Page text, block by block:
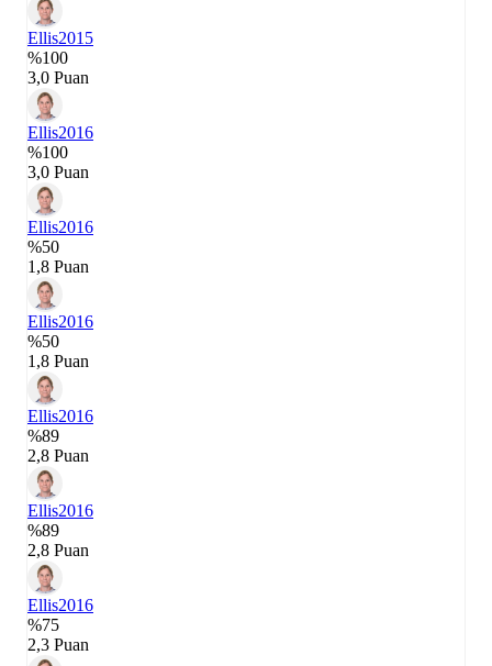
Ellis2015
%100
3,0 Puan
Ellis2016
%100
3,0 Puan
Ellis2016
%50
1,8 Puan
Ellis2016
%50
1,8 Puan
Ellis2016
%89
2,8 Puan
Ellis2016
%89
2,8 Puan
Ellis2016
%75
2,3 Puan